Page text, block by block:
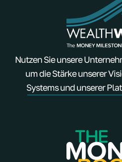
Nutzen Sie unsere
um die Stärke unserer
Systems und unserer